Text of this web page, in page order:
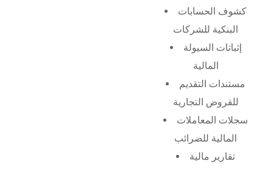
كشوف الحسابات
البنكية للشركات
إثباتات السيولة
المالية
مستندات التقديم
للقروض التجارية
سجلات المعاملات
المالية للضرائب
تقارير مالية